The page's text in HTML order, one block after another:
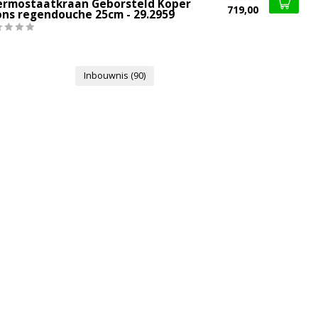
Geborsteld Koper
regendouche 25cm - 29.2959
719,00
Inbouwnis (90)